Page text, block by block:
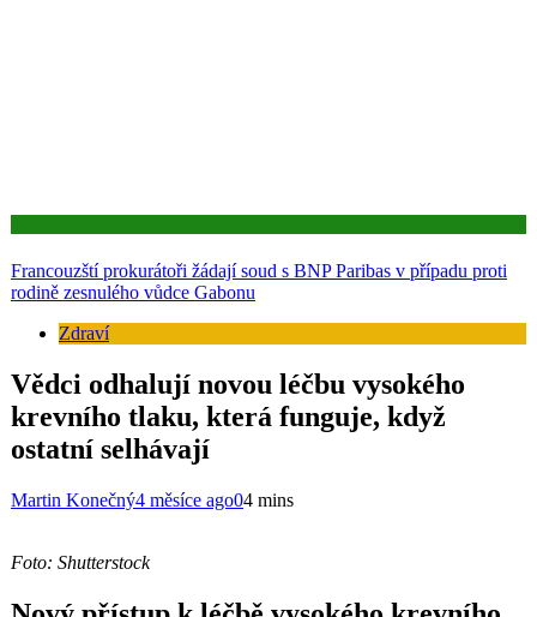
Francouzští prokurátoři žádají soud s BNP Paribas v případu proti
rodině zesnulého vůdce Gabonu
Zdraví
Vědci odhalují novou léčbu vysokého
krevního tlaku, která funguje, když
ostatní selhávají
Martin Konečný4 měsíce ago04 mins
Foto: Shutterstock